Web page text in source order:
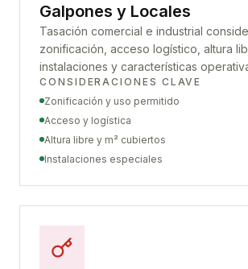
Galpones y Locales
Tasación comercial e industrial
zonificación, acceso logístico, altura
instalaciones y características
CONSIDERACIONES CLAVE
Zonificación y uso permitido
Acceso y logística
Altura libre y m² cubiertos
Instalaciones especiales